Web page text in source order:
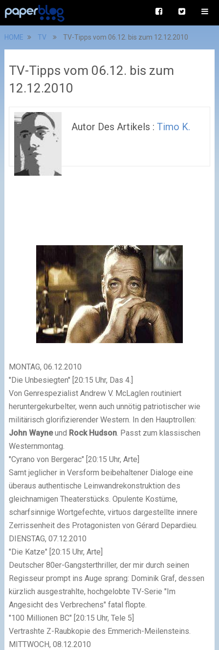
HOME TV TV-Tipps vom 06.12. bis zum 12.12.2010
TV-Tipps vom 06.12. bis zum
12.12.2010
Autor Des Artikels :Timo K.
MONTAG, 06.12.2010
"Die Unbesiegten" [20:15 Uhr, Das 4.]
Von Genrespezialist Andrew V. McLaglen routiniert
heruntergekurbelter, wenn auch unnötig patriotischer wie
militärisch glorifizierender Western. In den Hauptrollen:
John Wayneund Rock Hudson. Passt zum klassischen
Westernmontag.
"Cyrano von Bergerac" [20:15 Uhr, Arte]
Samt jeglicher in Versform beibehaltener Dialoge eine
überaus authentische Leinwandrekonstruktion des
gleichnamigen Theaterstücks. Opulente Kostüme,
scharfsinnige Wortgefechte, virtuos dargestellte innere
Zerrissenheit des Protagonisten von Gérard Depardieu.
DIENSTAG, 07.12.2010
"Die Katze" [20:15 Uhr, Arte]
Deutscher 80er-Gangsterthriller, der mir durch seinen
Regisseur prompt ins Auge sprang: Dominik Graf, dessen
kürzlich ausgestrahlte, hochgelobte TV-Serie "Im
Angesicht des Verbrechens" fatal flopte.
"100 Millionen BC" [20:15 Uhr, Tele 5]
Vertrashte Z-Raubkopie des Emmerich-Meilensteins.
MITTWOCH, 08.12.2010